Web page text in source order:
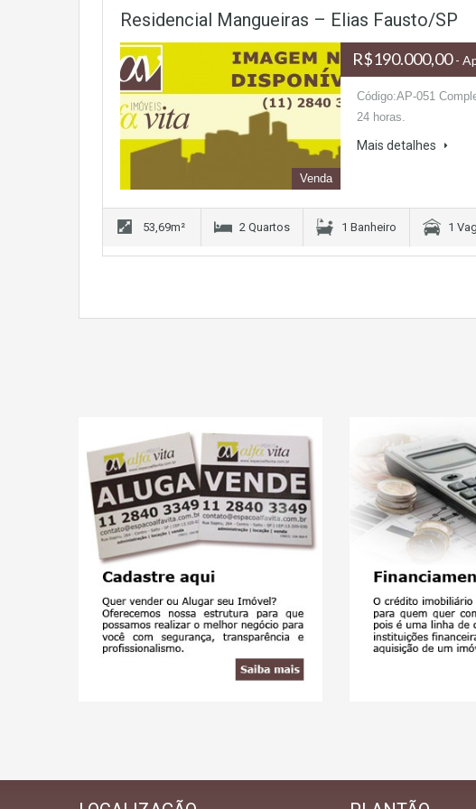
Residencial Mangueiras – Elias Fausto/SP
Venda
R$190.000,00-
Código:AP-051
24 horas.
Mais detalhes
53,69m² 2 Quartos 1 Banheiro 1